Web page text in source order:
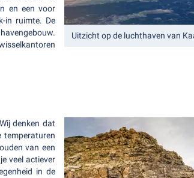
Uitzicht op de luchthaven van
en een voor
in ruimte. De
denken dat
temperaturen
van een
veel actiever
in de